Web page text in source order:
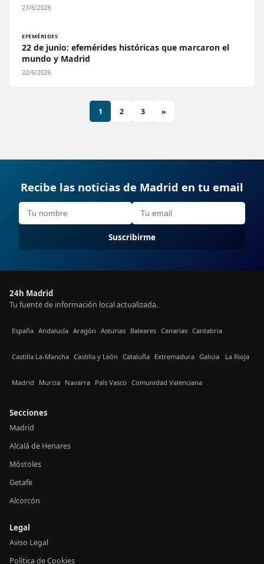
27/6/2026
EFEMÉRIDES
22 de junio: efemérides históricas que marcaron el
mundo y Madrid
22/6/2026
1 2 3 »
Recibe las noticias de Madrid en tu email
Suscribirme
24h Madrid
Tu fuente de información local actualizada.
España Andalucía Aragón Asturias Baleares Canarias Cantabria
Castilla La-Mancha Castilla y León Cataluña Extremadura Galicia La Rioja
Madrid Murcia Navarra País Vasco Comunidad Valenciana
Secciones
Madrid
Alcalá de Henares
Móstoles
Getafe
Alcorcón
Legal
Aviso Legal
Política de Cookies